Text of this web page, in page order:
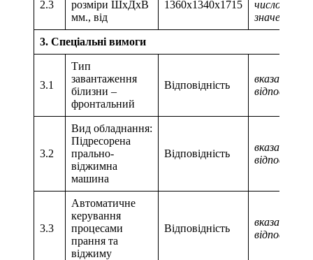
2.3
розміри ШхДхВ
мм., від
1360х1340х1715
числове
значення
3. Спеціальні вимоги
3.1
Тип
завантаження
білизни –
фронтальний
Відповідність
вказати
3.2
Вид обладнання:
Підресорена
прально-
віджимна
машина
Відповідність
вказати
3.3
Автоматичне
керування
процесами
прання та
віджиму
Відповідність
вказати